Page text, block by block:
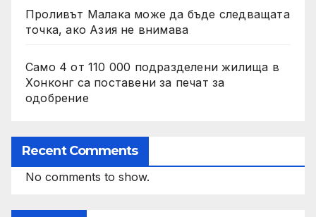
Проливът Малака може да бъде следващата
точка, ако Азия не внимава
Само 4 от 110 000 подразделени жилища в
Хонконг са поставени за печат за
одобрение
Recent Comments
No comments to show.